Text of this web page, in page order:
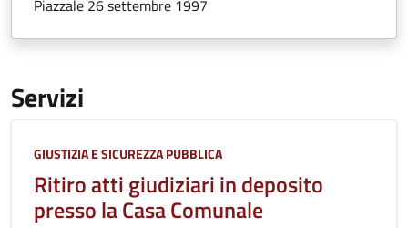
Piazzale 26 settembre 1997
Servizi
Categoria:
GIUSTIZIA E SICUREZZA PUBBLICA
Ritiro atti giudiziari in deposito
presso la Casa Comunale